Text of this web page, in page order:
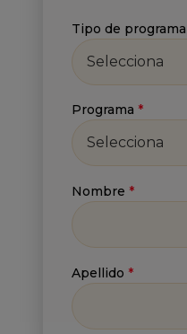
Tipo de programa
Selecciona
Programa *
Selecciona
Nombre *
Apellido *